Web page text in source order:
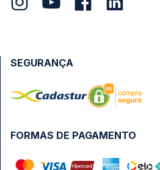
FORMAS DE PAGAMENTO
SEGURANÇA